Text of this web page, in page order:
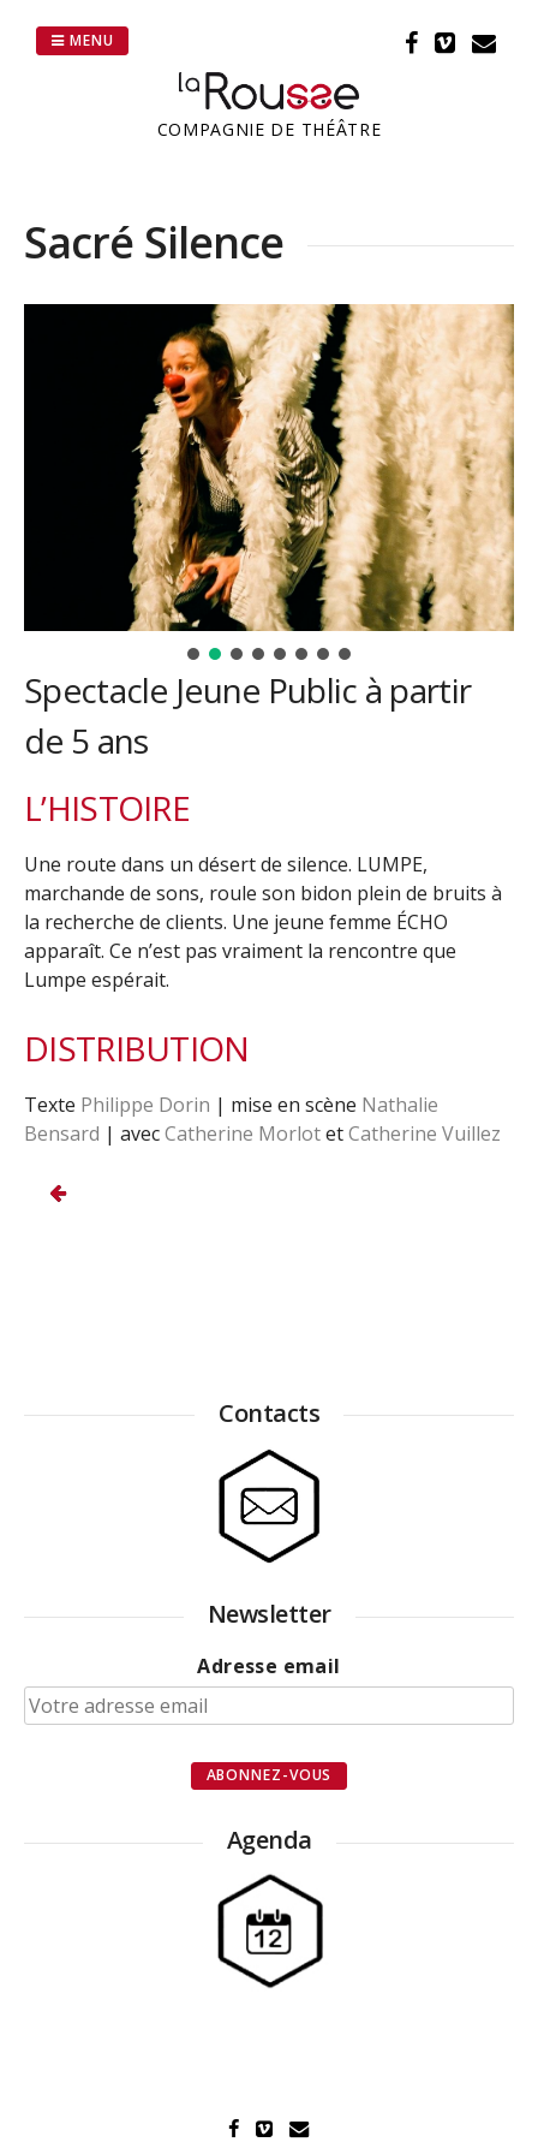
COMPAGNIE DE THÉÂTRE
MENU
Sacré Silence
Spectacle Jeune Public à partir
de 5 ans
L’HISTOIRE
Une route dans un désert de silence. LUMPE,
marchande de sons, roule son bidon plein de bruits à
la recherche de clients. Une jeune femme ÉCHO
apparaît. Ce n’est pas vraiment la rencontre que
Lumpe espérait.
DISTRIBUTION
Texte Philippe Dorin | mise en scène Nathalie
Bensard | avecCatherine MorlotetCatherine Vuillez
Contacts
Newsletter
Adresse email
Agenda